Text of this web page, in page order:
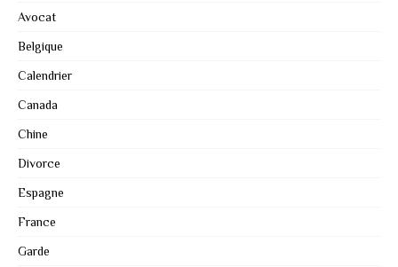
Avocat
Belgique
Calendrier
Canada
Chine
Divorce
Espagne
France
Garde